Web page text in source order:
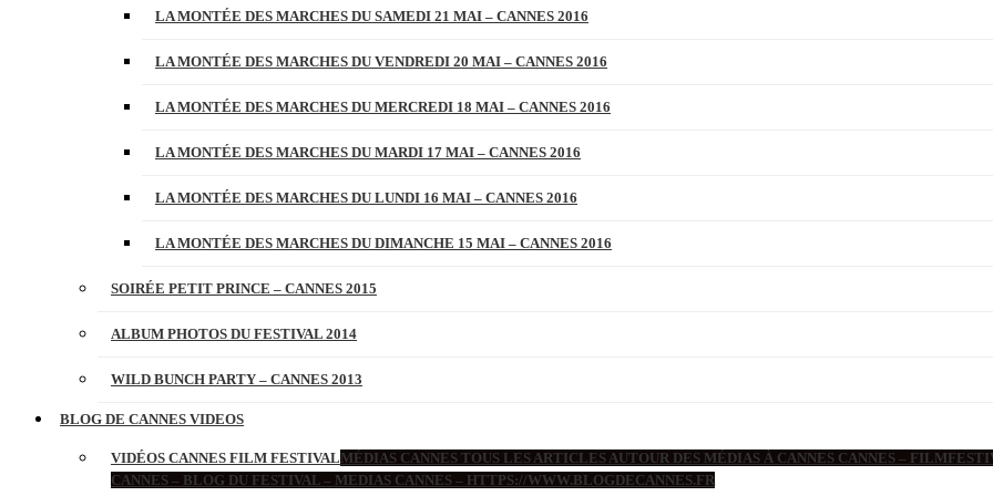
LA MONTÉE DES MARCHES DU SAMEDI 21 MAI – CANNES 2016
LA MONTÉE DES MARCHES DU VENDREDI 20 MAI – CANNES 2016
LA MONTÉE DES MARCHES DU MERCREDI 18 MAI – CANNES 2016
LA MONTÉE DES MARCHES DU MARDI 17 MAI – CANNES 2016
LA MONTÉE DES MARCHES DU LUNDI 16 MAI – CANNES 2016
LA MONTÉE DES MARCHES DU DIMANCHE 15 MAI – CANNES 2016
SOIRÉE PETIT PRINCE – CANNES 2015
ALBUM PHOTOS DU FESTIVAL 2014
WILD BUNCH PARTY – CANNES 2013
BLOG DE CANNES VIDEOS
VIDÉOS CANNES FILM FESTIVALMÉDIAS CANNES TOUS LES ARTICLES AUTOUR DES MÉDIAS À CANNES CANNES –
CANNES – BLOG DU FESTIVAL – MEDIAS CANNES – HTTPS://WWW.BLOGDECANNES.FR